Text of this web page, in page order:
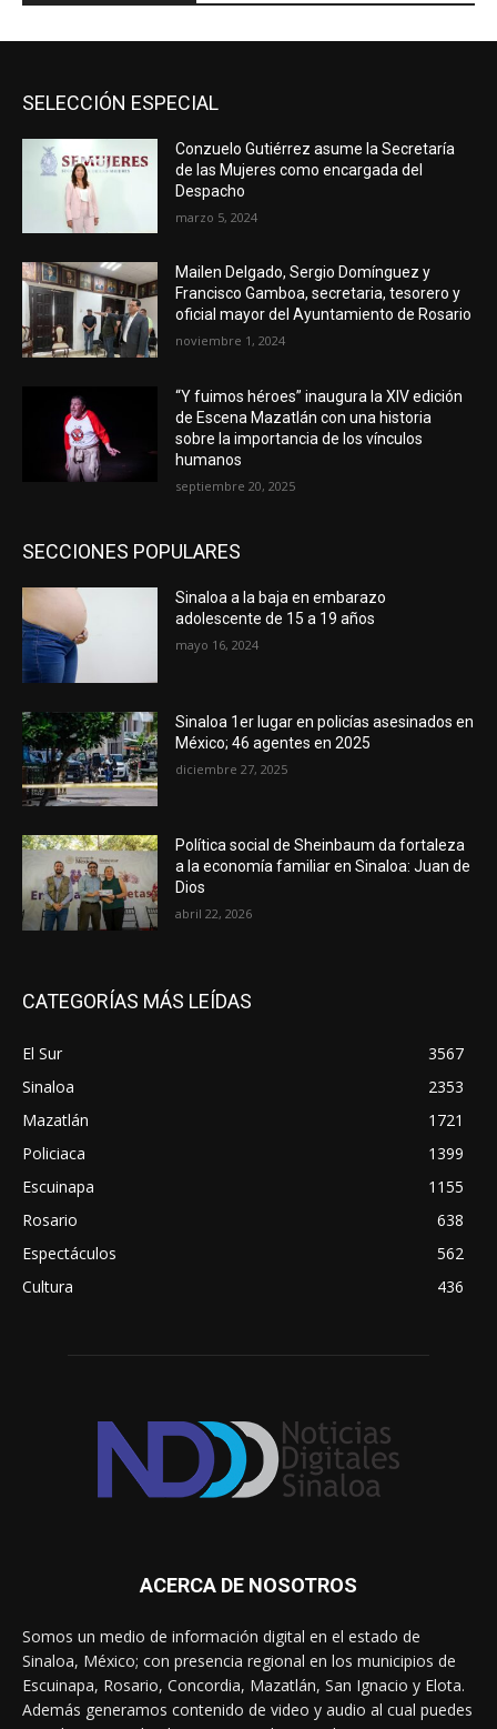
SELECCIÓN ESPECIAL
Conzuelo Gutiérrez asume la Secretaría
de las Mujeres como encargada del
Despacho
marzo 5, 2024
Mailen Delgado, Sergio Domínguez y
Francisco Gamboa, secretaria, tesorero y
oficial mayor del Ayuntamiento de Rosario
noviembre 1, 2024
“Y fuimos héroes” inaugura la XIV edición
de Escena Mazatlán con una historia
sobre la importancia de los vínculos
humanos
septiembre 20, 2025
SECCIONES POPULARES
Sinaloa a la baja en embarazo
adolescente de 15 a 19 años
mayo 16, 2024
Sinaloa 1er lugar en policías asesinados en
México; 46 agentes en 2025
diciembre 27, 2025
Política social de Sheinbaum da fortaleza
a la economía familiar en Sinaloa: Juan de
Dios
abril 22, 2026
CATEGORÍAS MÁS LEÍDAS
El Sur
3567
Sinaloa
2353
Mazatlán
1721
Policiaca
1399
Escuinapa
1155
Rosario
638
Espectáculos
562
Cultura
436
ACERCA DE NOSOTROS
Somos un medio de información digital en el estado de
Sinaloa, México; con presencia regional en los municipios de
Escuinapa, Rosario, Concordia, Mazatlán, San Ignacio y Elota.
Además generamos contenido de video y audio al cual puedes